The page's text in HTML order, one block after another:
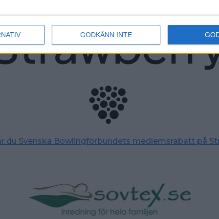
GODKÄNN INTE
du Svenska Bowlingförbundets medlemsrabatt på